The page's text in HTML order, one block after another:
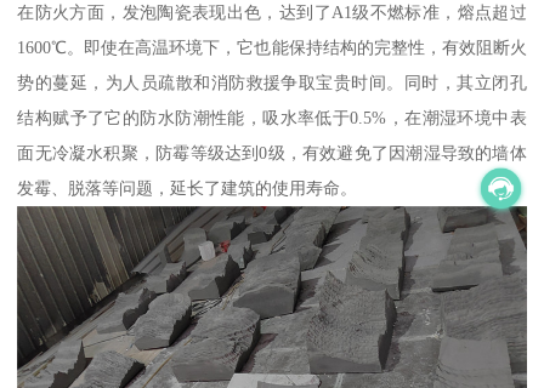
在防火方面，发泡陶瓷表现出色，达到了A1级不燃标准，熔点超过
1600℃。即使在高温环境下，它也能保持结构的完整性，有效阻断火
势的蔓延，为人员疏散和消防救援争取宝贵时间。同时，其立闭孔
结构赋予了它的防水防潮性能，吸水率低于0.5%，在潮湿环境中表
面无冷凝水积聚，防霉等级达到0级，有效避免了因潮湿导致的墙体
发霉、脱落等问题，延长了建筑的使用寿命。